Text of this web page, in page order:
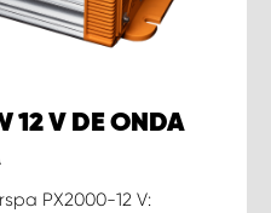
12 V DE ONDA
PX2000-12 V: